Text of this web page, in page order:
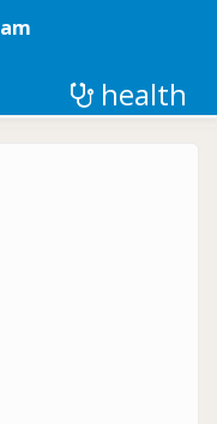
health